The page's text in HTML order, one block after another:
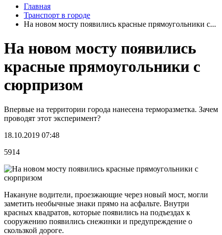
Главная
Транспорт в городе
На новом мосту появились красные прямоугольники с...
На новом мосту появились
красные прямоугольники с
сюрпризом
Впервые на территории города нанесена терморазметка. Зачем
проводят этот эксперимент?
18.10.2019 07:48
5914
Накануне водители, проезжающие через новый мост, могли
заметить необычные знаки прямо на асфальте. Внутри
красных квадратов, которые появились на подъездах к
сооружению появились снежинки и предупреждение о
скользкой дороге.